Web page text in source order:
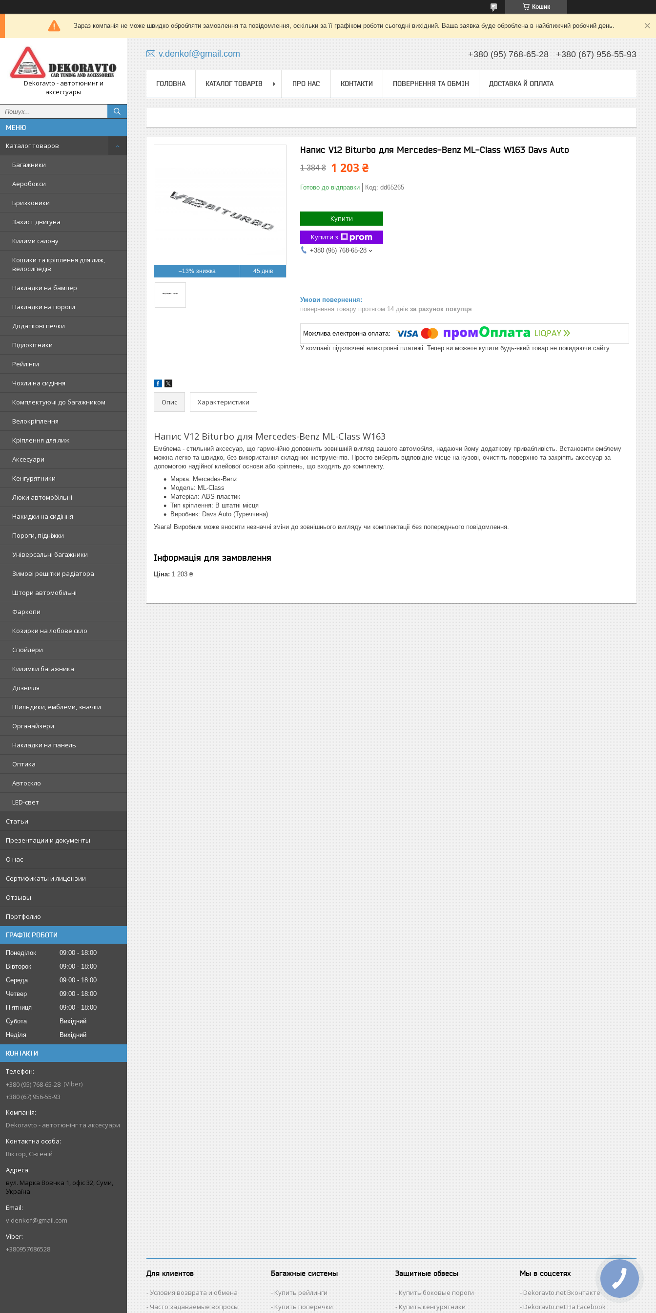
Кошик
Зараз компанія не може швидко обробляти замовлення та повідомлення, оскільки за її графіком роботи сьогодні вихідний. Ваша заявка буде оброблена в найближчий робочий день.
Dekoravto - автотюнинг и
аксессуары
Каталог товаров
Багажники
Аеробокси
Бризковики
Захист двигуна
Килими салону
Кошики та кріплення для лиж,
велосипедів
Накладки на бампер
Накладки на пороги
Додаткові печки
Підлокітники
Рейлінги
Чохли на сидіння
Комплектуючі до багажником
Велокріплення
Кріплення для лиж
Аксесуари
Кенгурятники
Люки автомобільні
Накидки на сидіння
Пороги, підніжки
Універсальні багажники
Зимові решітки радіатора
Штори автомобільні
Фаркопи
Козирки на лобове скло
Спойлери
Килимки багажника
Дозвілля
Шильдики, емблеми, значки
Органайзери
Накладки на панель
Оптика
Автоскло
LED-свет
Статьи
Презентации и документы
О нас
Сертификаты и лицензии
Отзывы
Портфолио
ГРАФІК РОБОТИ
Понеділок 09:00
18:00
Вівторок
09:00
18:00
Середа
09:00
18:00
Четвер
09:00
18:00
Пʼятниця
09:00
18:00
Субота
Вихідний
Неділя
Вихідний
КОНТАКТИ
+380 (95) 768-65-28 Viber
+380 (67) 956-55-93
Dekoravto - автотюнінг та аксесуари
Віктор, Євгеній
вул. Марка Вовчка 1, офіс 32, Суми,
Україна
v.denkof@gmail.com
+380957686528
v.denkof@gmail.com +380 (95) 768-65-28 +380 (67) 956-55-93
ГОЛОВНА КАТАЛОГ ТОВАРІВ ПРО НАС КОНТАКТИ ПОВЕРНЕННЯ ТА ОБМІН ДОСТАВКА Й ОПЛАТА
–13% 45 днів
Напис V12 Biturbo для Mercedes-Benz ML-Class W163 Davs Auto
1 384 ₴ 1 203 ₴
Готово до відправки Код: dd65265
Купити
Купити з
+380 (95) 768-65-28
повернення товару протягом 14 днів за рахунок покупця
У компанії підключені електронні платежі. Тепер ви можете купити будь-який товар не покидаючи сайту.
Опис Характеристики
Напис V12 Biturbo для Mercedes-Benz ML-Class W163
Емблема - стильний аксесуар, що гармонійно доповнить зовнішній вигляд вашого автомобіля, надаючи йому додаткову привабливість. Встановити емблему
можна легко та швидко, без використання складних інструментів. Просто виберіть відповідне місце на кузові, очистіть поверхню та закріпіть аксесуар за
допомогою надійної клейової основи або кріплень, що входять до комплекту.
Марка: Mercedes-Benz
Модель: ML-Class
Матеріал: ABS-пластик
Тип кріплення: В штатні місця
Виробник: Davs Auto (Туреччина)
Увага! Виробник може вносити незначні зміни до зовнішнього вигляду чи комплектації без попереднього повідомлення.
Інформація для замовлення
Ціна: 1 203 ₴
Для клиентов
Условия возврата и обмена
Часто задаваемые вопросы
Багажные системы
Купить рейлинги
Купить поперечки
Защитные обвесы
Купить боковые пороги
Купить кенгурятники
Мы в соцсетях
Dekoravto.net Вконтакте
Dekoravto.net На Facebook